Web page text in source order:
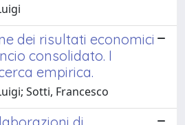
dei risultati economici
consolidato. I
empirica.
Sotti, Francesco